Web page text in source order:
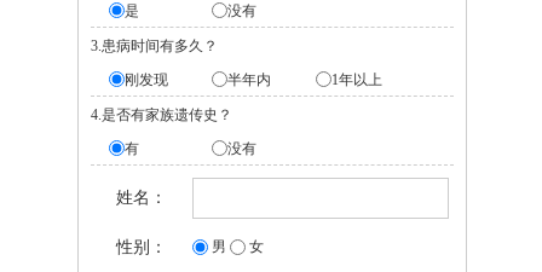
是
没有
3.患病时间有多久？
刚发现
半年内 1年以上
4.是否有家族遗传史？
有
没有
姓名：
性别： 男 女